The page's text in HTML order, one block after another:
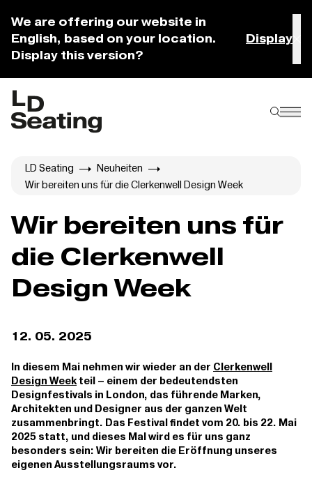
We are offering our website in
English, based on your location.
Display this version?
Display
LD Seating
Neuheiten
Wir bereiten uns für die Clerkenwell Design Week
Wir bereiten uns für
die Clerkenwell
Design Week
12. 05. 2025
In diesem Mai nehmen wir wieder an der Clerkenwell
Design Weekteil – einem der bedeutendsten
Designfestivals in London, das führende Marken,
Architekten und Designer aus der ganzen Welt
zusammenbringt. Das Festival findet vom 20. bis 22. Mai
2025 statt, und dieses Mal wird es für uns ganz
besonders sein: Wir bereiten die Eröffnung unseres
eigenen Ausstellungsraums vor.